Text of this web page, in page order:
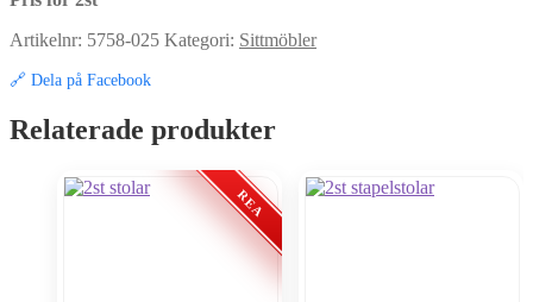
Artikelnr: 5758-025 Kategori: Sittmöbler
🔗 Dela på Facebook
Relaterade produkter